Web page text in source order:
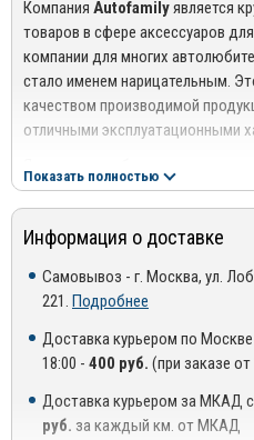
Преимущества ветровиков
Контроль микроклимата в
Надежная фиксация при
Точное соответствие
Материал, стойкий
Компания Autofamilyявляется
товаров в сфере аксессуаров
компании для многих
стало именем нарицательным.
качеством производимой
отличными эксплуатационными
компания постоянно стремится
продукции и уровень
работы выступает
воздействия факторов
сокращению затрат на
службы самого автомобиля.
Ассортимент компании
товарными позициями:
Показать полностью
Информация о доставке
Самовывоз - г. Москва, ул.
221. Подробнее
Доставка курьером по
18:00 - 400 руб. (при заказе от
Доставка курьером за МКАД с
руб. за каждый км. от МКАД